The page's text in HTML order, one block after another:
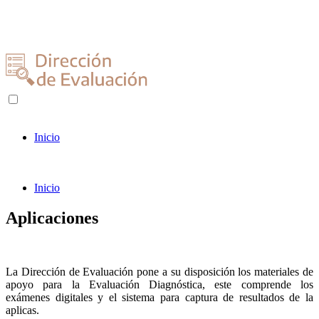
Inicio
Inicio
Aplicaciones
La Dirección de Evaluación pone a su disposición los materiales de
apoyo para la Evaluación Diagnóstica, este comprende los
exámenes digitales y el sistema para captura de resultados de la
aplicas.